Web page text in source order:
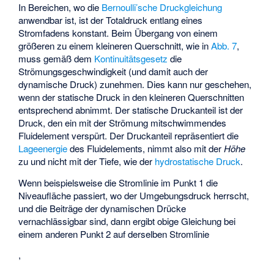
In Bereichen, wo die Bernoulli’sche Druckgleichung
anwendbar ist, ist der Totaldruck entlang eines
Stromfadens konstant. Beim Übergang von einem
größeren zu einem kleineren Querschnitt, wie inAbb. 7,
muss gemäß dem Kontinuitätsgesetz die
Strömungsgeschwindigkeit (und damit auch der
dynamische Druck) zunehmen. Dies kann nur geschehen,
wenn der statische Druck in den kleineren Querschnitten
entsprechend abnimmt. Der statische Druckanteil ist der
Druck, den ein mit der Strömung mitschwimmendes
Fluidelement verspürt. Der Druckanteil repräsentiert die
Lageenergiedes Fluidelements, nimmt also mit derHöhe
zu und nicht mit der Tiefe, wie der hydrostatische Druck.
Wenn beispielsweise die Stromlinie im Punkt 1 die
Niveauflächepassiert, wo der Umgebungsdruck herrscht,
und die Beiträge der dynamischen Drücke
vernachlässigbar sind, dann ergibt obige Gleichung bei
einem anderen Punkt 2 auf derselben Stromlinie
,